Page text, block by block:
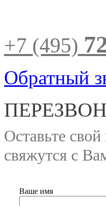
+7 (495)
Обратный
Оставьте
свяжутся с
Ваше имя